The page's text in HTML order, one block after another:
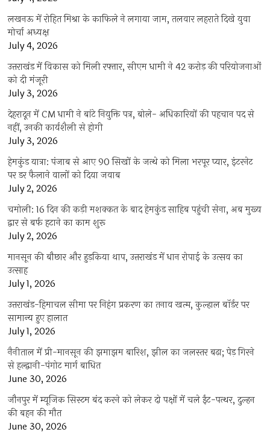
लखनऊ में रोहित मिश्रा के काफिले ने लगाया जाम, तलवार लहराते दिखे युवा
मोर्चा अध्यक्ष
July 4, 2026
उत्तराखंड में विकास को मिली रफ्तार, सीएम धामी ने 42 करोड़ की परियोजनाओं
को दी मंजूरी
July 3, 2026
देहरादून में CM धामी ने बांटे नियुक्ति पत्र, बोले- अधिकारियों की पहचान पद से
नहीं, उनकी कार्यशैली से होगी
July 3, 2026
हेमकुंड यात्रा: पंजाब से आए 90 सिखों के जत्थे को मिला भरपूर प्यार, इंटरनेट
पर डर फैलाने वालों को दिया जवाब
July 2, 2026
चमोली: 16 दिन की कड़ी मशक्कत के बाद हेमकुंड साहिब पहुंची सेना, अब मुख्य
द्वार से बर्फ हटाने का काम शुरू
July 2, 2026
मानसून की बौछार और हुड़किया थाप, उत्तराखंड में धान रोपाई के उत्सव का
उत्साह
July 1, 2026
उत्तराखंड-हिमाचल सीमा पर निहंग प्रकरण का तनाव खत्म, कुल्हाल बॉर्डर पर
सामान्य हुए हालात
July 1, 2026
नैनीताल में प्री-मानसून की झमाझम बारिश, झील का जलस्तर बढ़ा; पेड़ गिरने
से हल्द्वानी-पंगोट मार्ग बाधित
June 30, 2026
जौनपुर में म्यूजिक सिस्टम बंद करने को लेकर दो पक्षों में चले ईंट-पत्थर, दुल्हन
की बहन की मौत
June 30, 2026